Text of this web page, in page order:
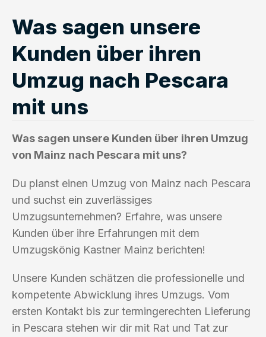
Was sagen unsere
Kunden über ihren
Umzug nach Pescara
mit uns
Was sagen unsere Kunden über ihren Umzug
von Mainz nach Pescara mit uns?
Du planst einen Umzug von Mainz nach Pescara
und suchst ein zuverlässiges
Umzugsunternehmen? Erfahre, was unsere
Kunden über ihre Erfahrungen mit dem
Umzugskönig Kastner Mainz berichten!
Unsere Kunden schätzen die professionelle und
kompetente Abwicklung ihres Umzugs. Vom
ersten Kontakt bis zur termingerechten Lieferung
in Pescara stehen wir dir mit Rat und Tat zur